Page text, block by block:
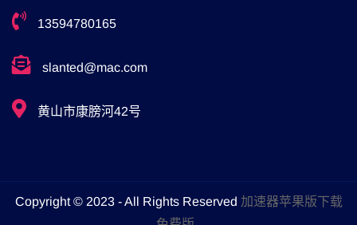
13594780165
slanted@mac.com
黄山市康膀河42号
Copyright © 2023 - All Rights Reserved 加速器苹果版下载